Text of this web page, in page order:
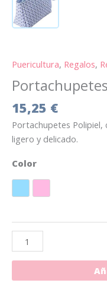
Puericultura, Regalos,
15,25 €
Portachupetes
ligero y delicado.
Color
Azul Rosa